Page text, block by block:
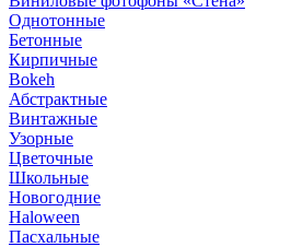
Однотонные
Бетонные
Кирпичные
Bokeh
Абстрактные
Винтажные
Узорные
Цветочные
Школьные
Новогодние
Haloween
Пасхальные